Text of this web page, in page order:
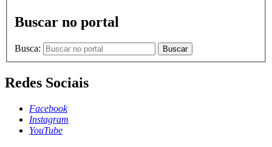
Buscar no portal
Busca: Buscar
Redes Sociais
Facebook
Instagram
YouTube